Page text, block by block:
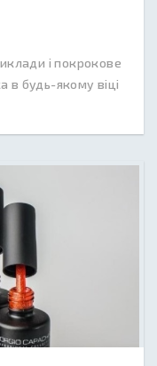
і покрокове
в будь-якому віці